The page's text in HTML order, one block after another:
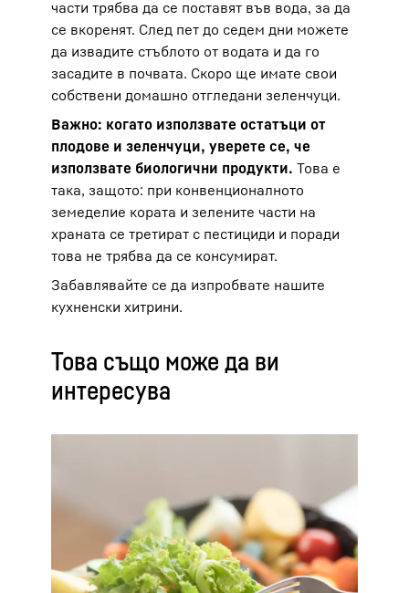
части трябва да се поставят във вода, за да
се вкоренят. След пет до седем дни можете
да извадите стъблото от водата и да го
засадите в почвата. Скоро ще имате свои
собствени домашно отгледани зеленчуци.
Важно: когато използвате остатъци от
плодове и зеленчуци, уверете се, че
използвате биологични продукти. Това е
така, защото: при конвенционалното
земеделие кората и зелените части на
храната се третират с пестициди и поради
това не трябва да се консумират.
Забавлявайте се да изпробвате нашите
кухненски хитрини.
Това също може да ви
интересува